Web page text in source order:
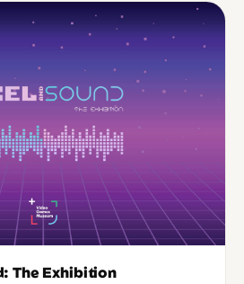
The Exhibition